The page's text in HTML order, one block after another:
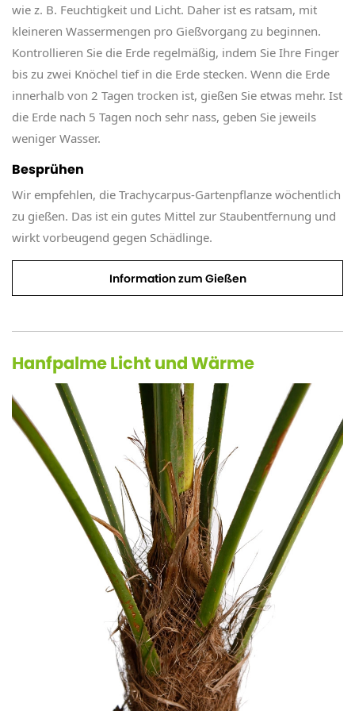
wie z. B. Feuchtigkeit und Licht. Daher ist es ratsam, mit
kleineren Wassermengen pro Gießvorgang zu beginnen.
Kontrollieren Sie die Erde regelmäßig, indem Sie Ihre Finger
bis zu zwei Knöchel tief in die Erde stecken. Wenn die Erde
innerhalb von 2 Tagen trocken ist, gießen Sie etwas mehr. Ist
die Erde nach 5 Tagen noch sehr nass, geben Sie jeweils
weniger Wasser.
Besprühen
Wir empfehlen, die Trachycarpus-Gartenpflanze wöchentlich
zu gießen. Das ist ein gutes Mittel zur Staubentfernung und
wirkt vorbeugend gegen Schädlinge.
Information zum Gießen
Hanfpalme Licht und Wärme